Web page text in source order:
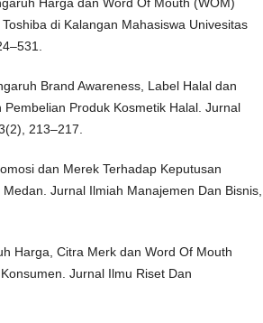
di Kalangan Mahasiswa Univesitas
Brand Awareness, Label Halal dan
Produk Kosmetik Halal. Jurnal
213–217.
dan Merek Terhadap Keputusan
Jurnal Ilmiah Manajemen Dan Bisnis,
Harga, Citra Merk dan Word Of Mouth
Jurnal Ilmu Riset Dan